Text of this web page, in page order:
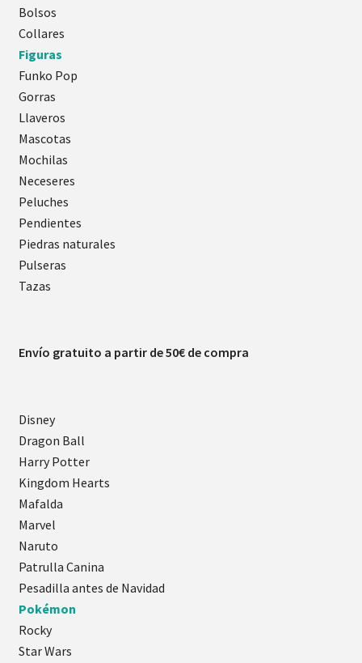
Bolsos
Collares
Figuras
Funko Pop
Gorras
Llaveros
Mascotas
Mochilas
Neceseres
Peluches
Pendientes
Piedras naturales
Pulseras
Tazas
Envío gratuito a partir de 50€ de compra
Disney
Dragon Ball
Harry Potter
Kingdom Hearts
Mafalda
Marvel
Naruto
Patrulla Canina
Pesadilla antes de Navidad
Pokémon
Rocky
Star Wars